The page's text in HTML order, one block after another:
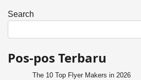
Search
Pos-pos Terbaru
The 10 Top Flyer Makers in 2026